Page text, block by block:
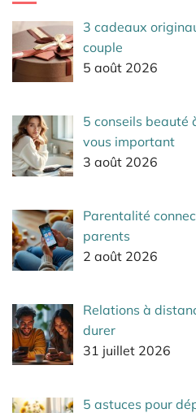
3 cadeaux
couple
5 août 2026
5 conseils beauté
vous important
3 août 2026
Parentalité
parents
2 août 2026
Relations à
durer
31 juillet 2026
5 astuces pour